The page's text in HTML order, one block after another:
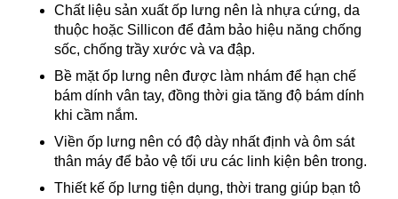
Chất liệu sản xuất ốp lưng nên là nhựa cứng, da
thuộc hoặc Sillicon để đảm bảo hiệu năng chống
sốc, chống trầy xước và va đập.
Bề mặt ốp lưng nên được làm nhám để hạn chế
bám dính vân tay, đồng thời gia tăng độ bám dính
khi cầm nắm.
Viền ốp lưng nên có độ dày nhất định và ôm sát
thân máy để bảo vệ tối ưu các linh kiện bên trong.
Thiết kế ốp lưng tiện dụng, thời trang giúp bạn tô